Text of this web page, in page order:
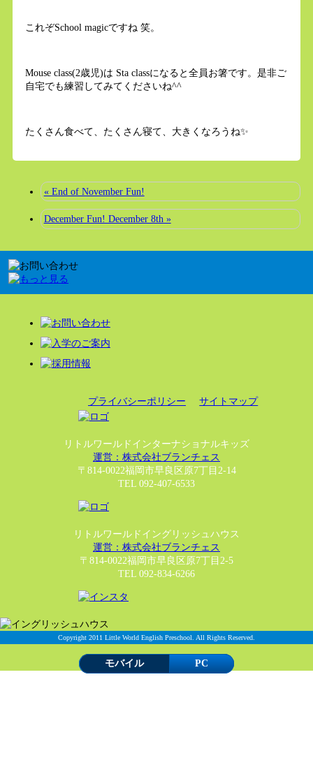
これぞSchool magicですね 笑。
Mouse class(2歳児)は Sta classになると全員お箸です。是非ご
自宅でも練習してみてくださいね^^
たくさん食べて、たくさん寝て、大きくなろうね✨
« End of November Fun!
December Fun! December 8th »
プライバシーポリシー サイトマップ
リトルワールドインターナショナルキッズ
運営：株式会社ブランチェス
〒814-0022福岡市早良区原7丁目2-14
TEL 092-407-6533
リトルワールドイングリッシュハウス
運営：株式会社ブランチェス
〒814-0022福岡市早良区原7丁目2-5
TEL 092-834-6266
Copyright 2011 Little World English Preschool. All Rights Reserved.
モバイル PC